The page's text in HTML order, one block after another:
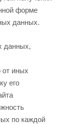
форме
данных.
данных,
от иных
его
по каждой